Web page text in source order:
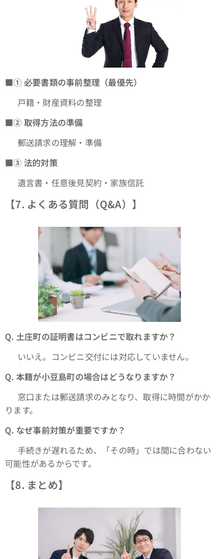
■① 必要書類の事前整理（最優先）
👉 戸籍・財産資料の整理
■② 取得方法の準備
👉 郵送請求の理解・準備
■③ 法的対策
👉 遺言書・任意後見契約・家族信託
【7. よくある質問（Q&A）】
Q. 土庄町の証明書はコンビニで取れますか？
👉 いいえ。コンビニ交付には対応していません。
Q. 本籍が小豆島町の場合はどうなりますか？
👉 窓口または郵送請求のみとなり、取得に時間がかか
ります。
Q. なぜ事前対策が重要ですか？
👉 手続きが遅れるため、「その時」では間に合わない
可能性があるからです。
【8. まとめ】